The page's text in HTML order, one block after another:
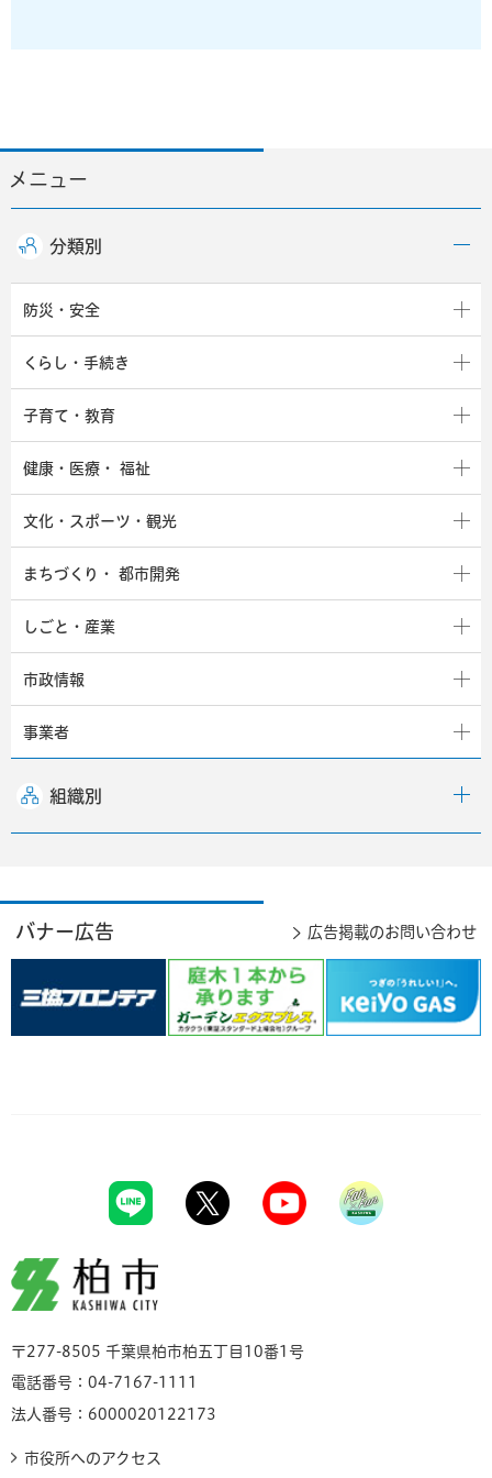
メニュー
分類別
防災・安全
くらし・手続き
子育て・教育
健康・医療・ 福祉
文化・スポーツ・観光
まちづくり・ 都市開発
しごと・産業
市政情報
事業者
組織別
バナー広告 広告掲載のお問い合わせ
柏市
〒277-8505 千葉県柏市柏五丁目10番1号
電話番号：04-7167-1111
法人番号：6000020122173
市役所へのアクセス